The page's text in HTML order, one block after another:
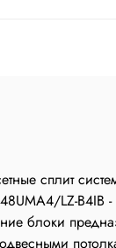
сплит
LZ-B4IB
блоки